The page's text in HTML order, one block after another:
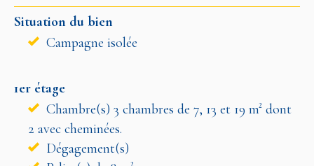
Situation du bien
Campagne isolée
1er étage
Chambre(s) 3 chambres de 7, 13 et 19 m² dont
2 avec cheminées.
Dégagement(s)